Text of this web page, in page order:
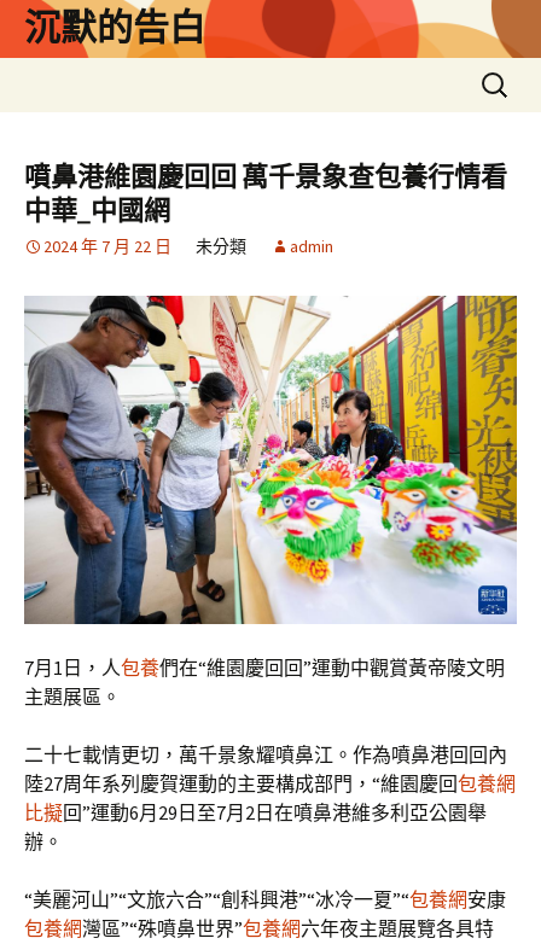
沉默的告白
搜
尋
鍵
字:
噴鼻港維園慶回回 萬千景象查包養行情看
中華_中國網
2024 年 7 月 22 日 未分類 admin
7月1日，人包養們在“維園慶回回”運動中觀賞黃帝陵文明
主題展區。
二十七載情更切，萬千景象耀噴鼻江。作為噴鼻港回回內
陸27周年系列慶賀運動的主要構成部門，“維園慶回包養網
比擬回”運動6月29日至7月2日在噴鼻港維多利亞公園舉
辦。
“美麗河山”“文旅六合”“創科興港”“冰冷一夏”“包養網安康
包養網灣區”“殊噴鼻世界”包養網六年夜主題展覽各具特